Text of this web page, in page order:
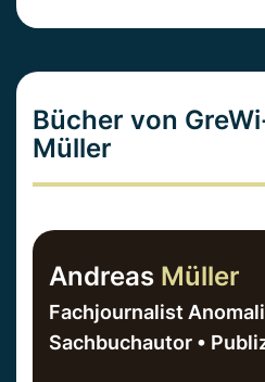
Bücher von
Müller
Andreas Müller
Fachjournalist
Sachbuchautor •